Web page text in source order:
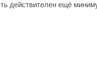
действителен ещё